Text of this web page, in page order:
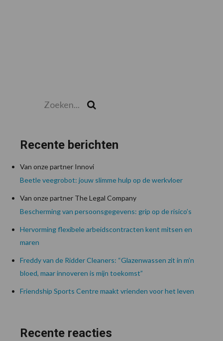
Recente berichten
Van onze partner Innovi
Beetle veegrobot: jouw slimme hulp op de werkvloer
Van onze partner The Legal Company
Bescherming van persoonsgegevens: grip op de risico’s
Hervorming flexibele arbeidscontracten kent mitsen en
maren
Freddy van de Ridder Cleaners: “Glazenwassen zit in m’n
bloed, maar innoveren is mijn toekomst”
Friendship Sports Centre maakt vrienden voor het leven
Recente reacties